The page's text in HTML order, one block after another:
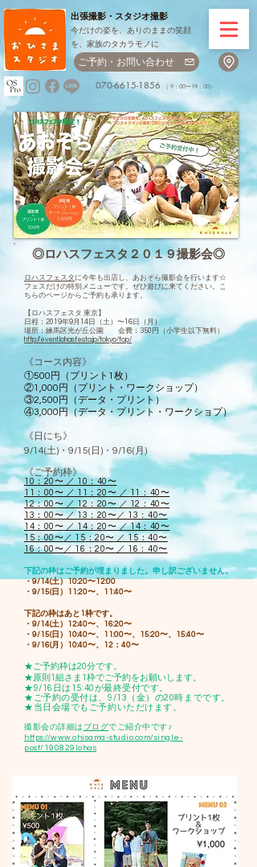
出張撮影・ スタジオ撮影
今だけの姿を、ありのままの笑顔
を、家族のタカラモノに
ご予約・お問い合わせ
070-6615-1856 （ 9：00〜19：00）
◎ロハスフェスタ２０１９撮影会◎
ロハスフェスタ に今年も出店し、あおぞら撮影会を行います☆
フェスだけの特別メニューです。ぜひ遊びに来てください。こ
ちらのページからご予約も承ります。
【ロハスフェスタ 東京】
日程：2019年9月14日（土）〜16日（月）
場所：練馬区光が丘公園 会費：350円（小学生以下無料）
http://event.lohasfesta.jp/tokyo/top/
《コース内容》
①500円（プリント1枚）
②1,000円（プリント・ワークショップ）
③2,500円（データ・プリント）
​④3,000円（データ・プリント・ワークショプ）
《日にち》
9/14(土)・9/15(日)・9/16(月)
《ご予約枠》
10：20〜 ／ 10：40〜
11：00〜 ／ 11：20〜 ／ 11：40〜
12：00〜 ／ 12：20〜 ／ 12：40〜
13：00〜 ／ 13：20〜／ 13：40〜
14：00〜 ／14：20〜 ／14 ：40〜
15：00〜／ 15：20〜 ／ 15 ：40〜
16：00〜／ 16：20〜 ／ 16：40〜
下記の枠はご予約が埋まりました。申し訳ございません。
・9/14(土）10:20〜12:00
・9/15(日）11:20〜、11:40〜
下記の枠はあと1枠です。
・9/14(土）12:40〜、16:20〜
・9/15(日）10:40〜、11:00〜、15:20〜、15:40〜
・9/16(月）10:40〜、12：40〜
​★ご予約枠は20分です。
★原則1組さま1枠でご予約をお願いします。
★9/16日は15:40が最終受付です。
★ご予約の受付は、9/13（金）の20時までです。
★当日会場でもご予約いただけます。
撮影会の詳細は ブログでご紹介中です♪
https://www.ohisama-studio.com/single-
post/190829lohas